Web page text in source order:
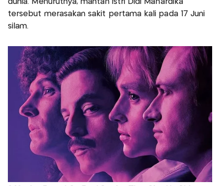
dunia. Menurutnya, mantan istri Didi Mahardika
tersebut merasakan sakit pertama kali pada 17 Juni
silam.